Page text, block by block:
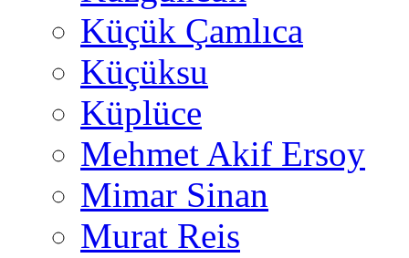
Küçük Çamlıca
Küçüksu
Küplüce
Mehmet Akif Ersoy
Mimar Sinan
Murat Reis